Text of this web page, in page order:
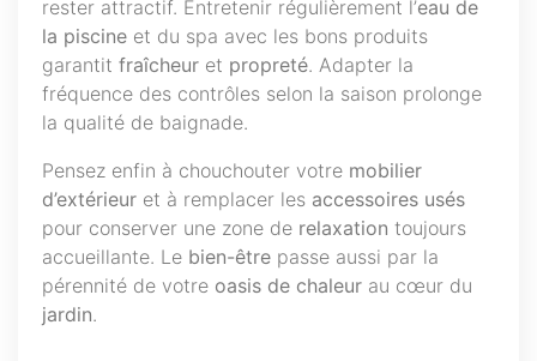
rester attractif. Entretenir régulièrement l’eau de
la piscine et du spa avec les bons produits
garantit fraîcheur et propreté. Adapter la
fréquence des contrôles selon la saison prolonge
la qualité de baignade.
Pensez enfin à chouchouter votre mobilier
d’extérieur et à remplacer les accessoires usés
pour conserver une zone de relaxation toujours
accueillante. Le bien-être passe aussi par la
pérennité de votre oasis de chaleur au cœur du
jardin.